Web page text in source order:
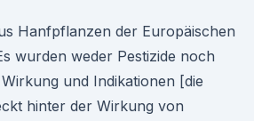
Hanfpflanzen der Europäischen
wurden weder Pestizide noch
und Indikationen [die
hinter der Wirkung von